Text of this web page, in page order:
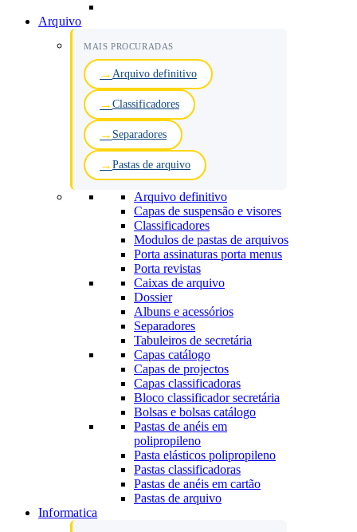
Arquivo
MAIS PROCURADAS
Arquivo definitivo
Classificadores
Separadores
Pastas de arquivo
Arquivo definitivo
Capas de suspensão e visores
Classificadores
Modulos de pastas de arquivos
Porta assinaturas porta menus
Porta revistas
Caixas de arquivo
Dossier
Albuns e acessórios
Separadores
Tabuleiros de secretária
Capas catálogo
Capas de projectos
Capas classificadoras
Bloco classificador secretária
Bolsas e bolsas catálogo
Pastas de anéis em
polipropileno
Pasta elásticos polipropileno
Pastas classificadoras
Pastas de anéis em cartão
Pastas de arquivo
Informatica